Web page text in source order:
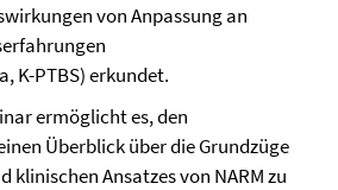
von Anpassung an
K-PTBS) erkundet.
ermöglicht es, den
Überblick über die Grundzüge
klinischen Ansatzes von NARM zu